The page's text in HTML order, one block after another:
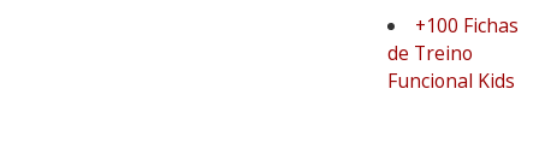
+100 Fichas
de Treino
Funcional Kids